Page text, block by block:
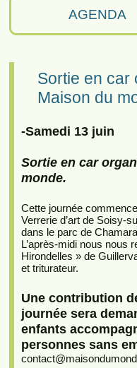
AGENDA
Sortie en car
Maison du
-Samedi 13 juin
Sortie en car
monde.
Cette journée
Verrerie d’art de Soisy-
dans le parc de
L’après-midi nous nous
Hirondelles » de
et triturateur.
Une contribution
journée sera
enfants
personnes sans
contact@